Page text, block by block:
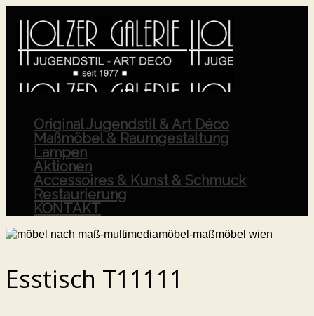
Original Jugendstil & Art Déco
Maßmöbel & Raumgestaltung
Lampen
Aktionen
Accessoires & Kunst & Schmuck
Restaurierung
KONTAKT
Esstisch T11111